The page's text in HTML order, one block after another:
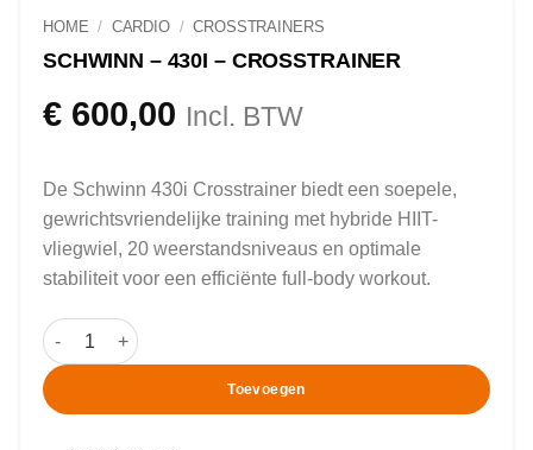
HOME / CARDIO / CROSSTRAINERS
SCHWINN – 430I – CROSSTRAINER
€600,00 Incl. BTW
De Schwinn 430i Crosstrainer biedt een soepele,
gewrichtsvriendelijke training met hybride HIIT-
vliegwiel, 20 weerstandsniveaus en optimale
stabiliteit voor een efficiënte full-body workout.
Schwinn - 430i - Crosstrainer aantal
Toevoegen